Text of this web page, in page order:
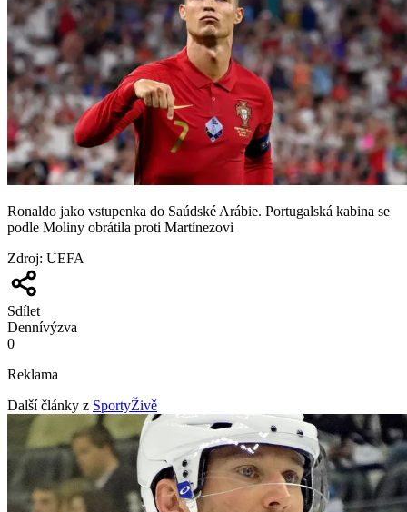
Ronaldo jako vstupenka do Saúdské Arábie. Portugalská kabina se
podle Moliny obrátila proti Martínezovi
Zdroj: UEFA
Sdílet
Dennívýzva
0
Reklama
Další články z SportyŽivě